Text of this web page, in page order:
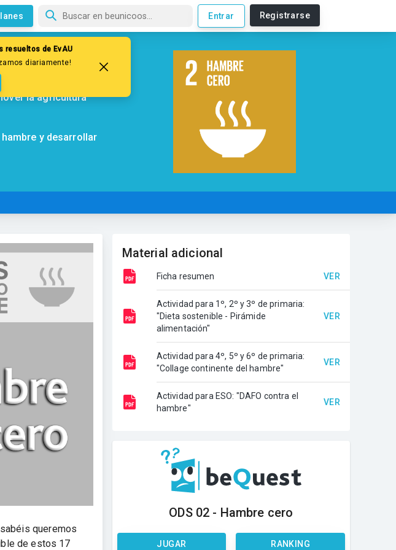
Entrar Registrarse
resueltos de EvAU
diariamente!
la agricultura
y desarrollar
queremos
de estos 17
Material adicional
Ficha resumen VER
Actividad para 1º, 2º y 3º de primaria:
"Dieta sostenible - Pirámide
alimentación"
VER
Actividad para 4º, 5º y 6º de primaria:
"Collage continente del hambre"
VER
Actividad para ESO: "DAFO contra el
hambre"
VER
ODS 02 - Hambre cero
JUGAR RANKING